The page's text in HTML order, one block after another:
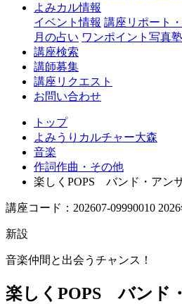
よみカル情報
イベント情報 講座リポート
月の占い ワンポイント写真塾
講座検索
講師募集
講座リクエスト
お問い合わせ
トップ
よみうりカルチャー大森
音楽
作詞作曲・その他
楽しくPOPS バンド・アン
講座コード：202607-09990010
新設
音楽仲間と出会うチャンス！
楽しくPOPS バンド